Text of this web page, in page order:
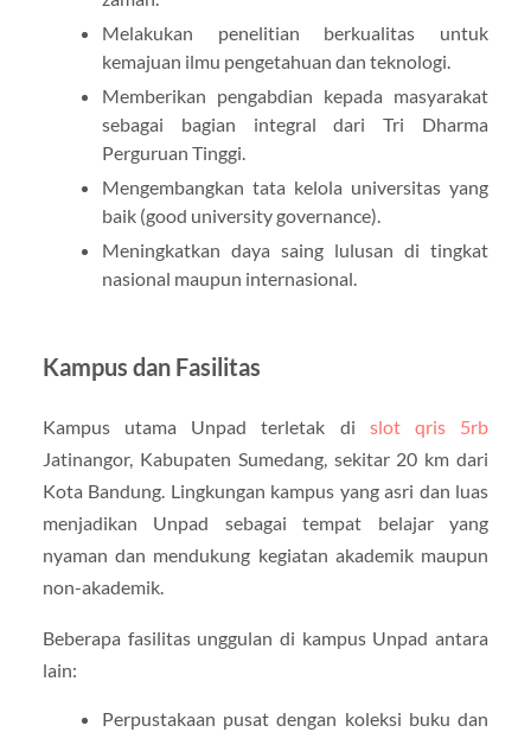
Melakukan penelitian berkualitas untuk
kemajuan ilmu pengetahuan dan teknologi.
Memberikan pengabdian kepada masyarakat
sebagai bagian integral dari Tri Dharma
Perguruan Tinggi.
Mengembangkan tata kelola universitas yang
baik (good university governance).
Meningkatkan daya saing lulusan di tingkat
nasional maupun internasional.
Kampus dan Fasilitas
Kampus utama Unpad terletak di slot qris 5rb
Jatinangor, Kabupaten Sumedang, sekitar 20 km dari
Kota Bandung. Lingkungan kampus yang asri dan luas
menjadikan Unpad sebagai tempat belajar yang
nyaman dan mendukung kegiatan akademik maupun
non-akademik.
Beberapa fasilitas unggulan di kampus Unpad antara
lain:
Perpustakaan pusat dengan koleksi buku dan